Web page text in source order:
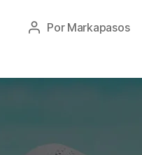
Por Markapasos